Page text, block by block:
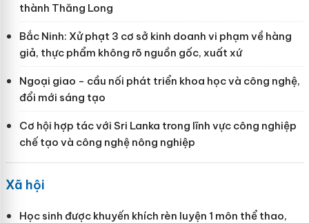
thành Thăng Long
Bắc Ninh: Xử phạt 3 cơ sở kinh doanh vi phạm về hàng
giả, thực phẩm không rõ nguồn gốc, xuất xứ
Ngoại giao - cầu nối phát triển khoa học và công nghệ,
đổi mới sáng tạo
Cơ hội hợp tác với Sri Lanka trong lĩnh vực công nghiệp
chế tạo và công nghệ nông nghiệp
Xã hội
Học sinh được khuyến khích rèn luyện 1 môn thể thao,